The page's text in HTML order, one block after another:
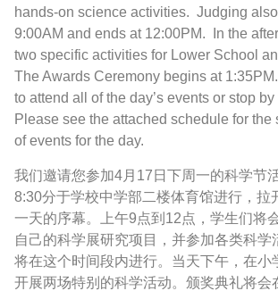
hands-on science activities. Judging
9:00AM and ends at 12:00PM. In the
two specific activities for Lower School
The Awards Ceremony begins at
to attend all of the day’s events or stop
Please see the attached schedule for the
of events for the day.
我们邀请您参加4月17日下周一的科学节
8:30分于学校中学部二楼体育馆进行，拉
一天的序幕。上午9点到12点，学生们将
自己的科学展研究项目，并参加各类科学
将在这个时间段内进行。当天下午，在小
开展两场特别的科学活动。颁奖典礼将会